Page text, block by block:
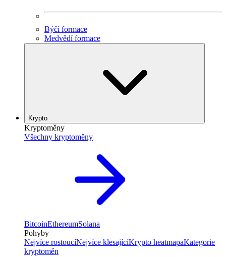
Býčí formace
Medvědí formace
Krypto
Kryptoměny
Všechny kryptoměny
BitcoinEthereumSolana
Pohyby
Nejvíce rostoucíNejvíce klesajícíKrypto heatmapaKategorie
kryptoměn